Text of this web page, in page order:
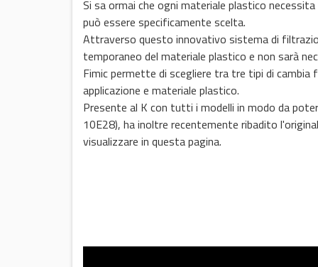
Si sa ormai che ogni materiale plastico
può essere specificamente scelta.
Attraverso questo innovativo sistema di
temporaneo del materiale plastico e non sarà
Fimic permette di scegliere tra tre tipi di
applicazione e materiale plastico.
Presente al K con tutti i modelli in modo da
10E28), ha inoltre recentemente ribadito
visualizzare in questa pagina.